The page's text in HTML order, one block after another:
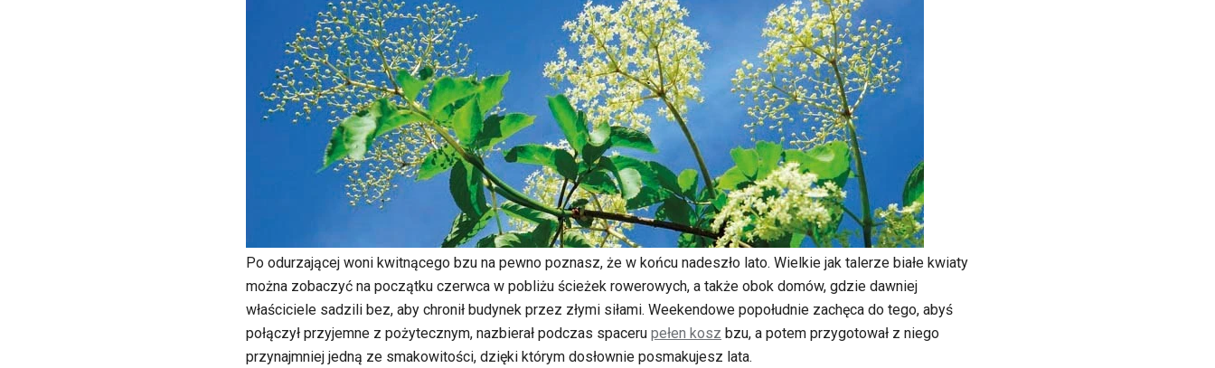
Po odurzającej woni kwitnącego bzu na pewno poznasz, że w końcu nadeszło lato. Wielkie jak talerze białe kwiaty
można zobaczyć na początku czerwca w pobliżu ścieżek rowerowych, a także obok domów, gdzie dawniej
właściciele sadzili bez, aby chronił budynek przez złymi siłami. Weekendowe popołudnie zachęca do tego, abyś
połączył przyjemne z pożytecznym, nazbierał podczas spaceru pełen kosz bzu, a potem przygotował z niego
przynajmniej jedną ze smakowitości, dzięki którym dosłownie posmakujesz lata.